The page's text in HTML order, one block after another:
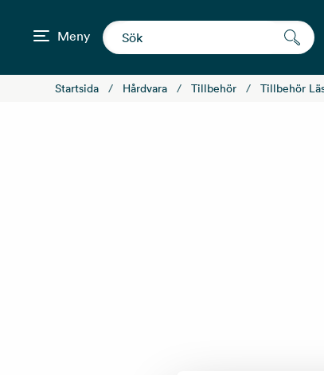
Meny
Startsida Hårdvara Tillbehör Tillbehör